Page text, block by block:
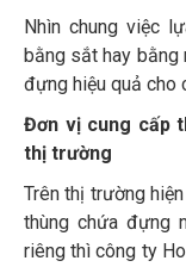
Nhìn chung việc
bằng sắt hay bằng
đựng hiệu quả cho
Đơn vị cung cấp
thị trường
Trên thị trường
thùng chứa đựng
riêng thì công ty